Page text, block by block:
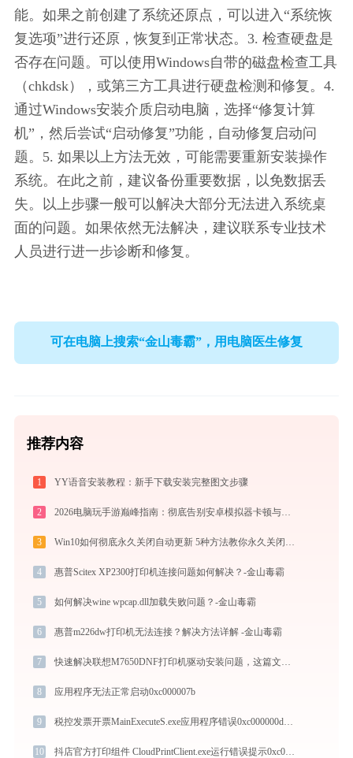
能。如果之前创建了系统还原点，可以进入“系统恢
复选项”进行还原，恢复到正常状态。3. 检查硬盘是
否存在问题。可以使用Windows自带的磁盘检查工具
（chkdsk），或第三方工具进行硬盘检测和修复。4.
通过Windows安装介质启动电脑，选择“修复计算
机”，然后尝试“启动修复”功能，自动修复启动问
题。5. 如果以上方法无效，可能需要重新安装操作
系统。在此之前，建议备份重要数据，以免数据丢
失。以上步骤一般可以解决大部分无法进入系统桌
面的问题。如果依然无法解决，建议联系专业技术
人员进行进一步诊断和修复。
可在电脑上搜索“金山毒霸”，用电脑医生修复
推荐内容
1 YY语音安装教程：新手下载安装完整图文步骤
2 2026电脑玩手游巅峰指南：彻底告别安卓模拟器卡顿与捆绑，体验官方原生多端互通
3
4 惠普Scitex XP2300打印机连接问题如何解决？-金山毒霸
5 如何解决wine wpcap.dll加载失败问题？-金山毒霸
6 惠普m226dw打印机无法连接？解决方法详解 -金山毒霸
7
8 应用程序无法正常启动0xc000007b
9 税控发票开票MainExecuteS.exe应用程序错误0xc000000d解决方法
10 抖店官方打印组件 CloudPrintClient.exe运行错误提示0xc000001d的解决办法